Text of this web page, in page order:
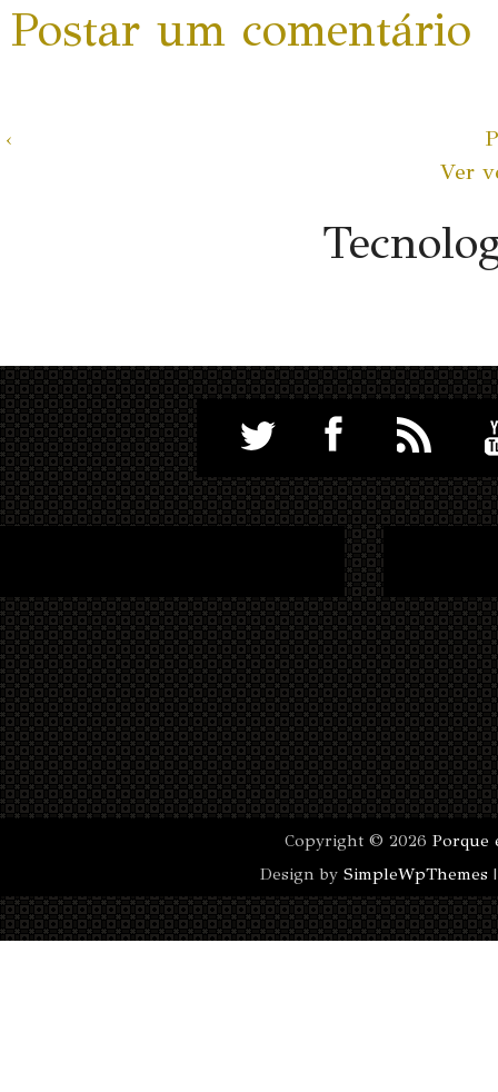
Postar um comentário
‹
Ver
Copyright ©2026Porque
Design bySimpleWpThemes